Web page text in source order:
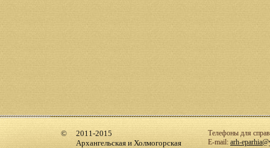
2011-2015
Архангельская и Холмогорская
Телефоны для
E-mail: arh-